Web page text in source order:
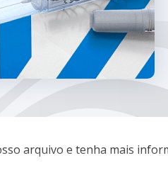
arquivo e tenha mais